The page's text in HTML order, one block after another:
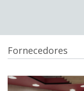
Fornecedores